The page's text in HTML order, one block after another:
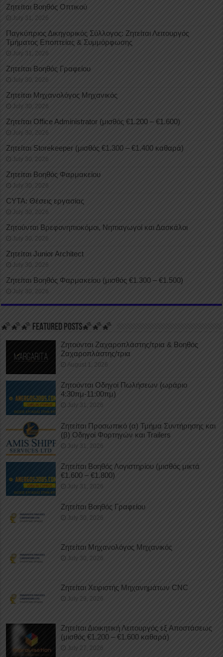
Ζητείται Βοηθός Οπτικού
July 31, 2026
Παγκύπριος Δικηγορικός Σύλλογος: Ζητείται Λειτουργός
Τμήματος Εποπτείας & Συμμόρφωσης
July 31, 2026
Ζητείται Βοηθός Γραφείου
July 30, 2026
Ζητείται Μηχανολόγος Μηχανικός
July 30, 2026
Ζητείται Office Administrator (μισθός €1.200 – €1.600)
July 30, 2026
Ζητείται Storekeeper (μισθός €1.300 – €1.400 καθαρά)
July 30, 2026
Ζητείται Βοηθός Φαρμακείου
July 30, 2026
CYTA: Θέσεις εργασίας
July 30, 2026
Ζητούνται Βρεφονηπιοκόμοι, Νηπιαγωγοί και Δασκάλοι
July 30, 2026
Ζητείται Junior Architect
July 30, 2026
Ζητείται Βοηθός Φαρμακείου (μισθός €1.300 – €1.500)
July 30, 2026
🌠🌠🌠 FEATURED POSTS🌠🌠🌠
Ζητούνται Ζαχαροπλάστης/τρια & Βοηθός
Ζαχαροπλάστης/τρια
August 1, 2026
Ζητούνται Οδηγοί Πωλήσεων (ωράριο
4:30πμ-11:00πμ)
July 31, 2026
Ζητείται Προσωπικό (α) Τμήμα Συντήρησης και
(β) Οδηγοί Φορτηγών και Trailers
July 31, 2026
Ζητείται Βοηθός Λογιστηρίου (μισθός μικτά
€1.600 – €1.800)
July 31, 2026
Ζητείται Βοηθός Γραφείου
July 30, 2026
Ζητείται Μηχανολόγος Μηχανικός
July 30, 2026
Ζητείται Χειριστής Μηχανημάτων CNC
July 29, 2026
Ζητείται Διοικητική Λειτουργός εξ Αποστάσεως
(μισθός €1.200 – €1.600 καθαρά)
July 27, 2026